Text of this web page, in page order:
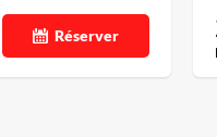
Réserver